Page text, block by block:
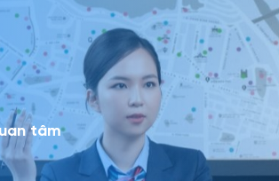
Công bố thông tin Sự kiện
dịch Công bố thông tin
tâm